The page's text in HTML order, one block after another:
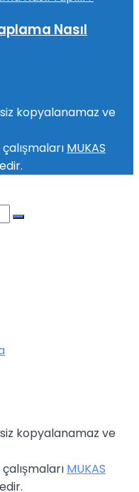
Nasıl
kopyalanamaz ve
MUKAS
kopyalanamaz ve
MUKAS